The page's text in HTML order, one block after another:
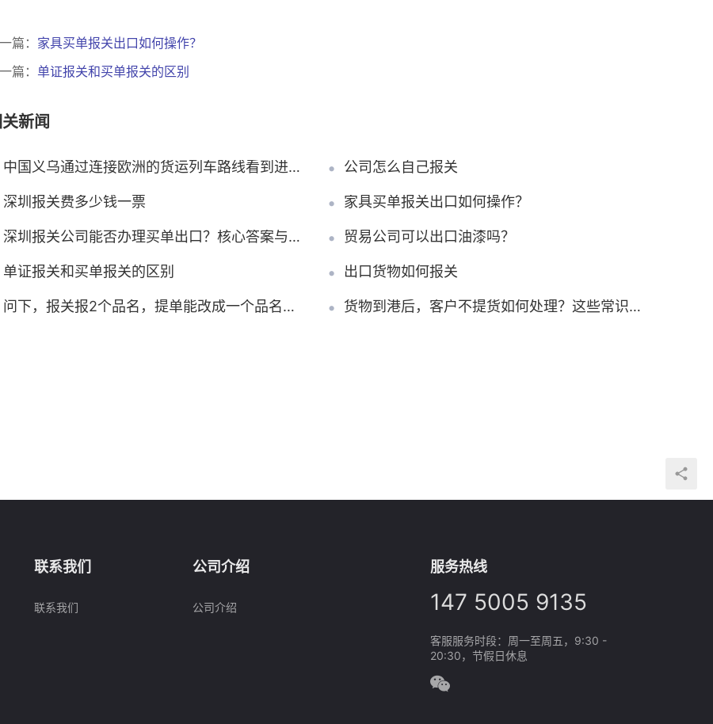
篇： 家具买单报关出口如何操作？
篇： 单证报关和买单报关的区别
新闻
中国义乌通过连接欧洲的货运列车路线看到进出口激增 公司怎么自己报关
深圳报关费多少钱一票 家具买单报关出口如何操作？
深圳报关公司能否办理买单出口？核心答案与操作要点说明 贸易公司可以出口油漆吗？
单证报关和买单报关的区别 出口货物如何报关
问下，报关报2个品名，提单能改成一个品名吗？ 货物到港后，客户不提货如何处理？这些常识一定要了解！
联系我们
联系我们
公司介绍
公司介绍
服务热线
147 5005 9135
客服服务时段：周一至周五，9:30 -
20:30，节假日休息